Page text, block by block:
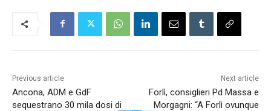
Previous article
Ancona, ADM e GdF
sequestrano 30 mila dosi di
Next article
Forlì, consiglieri Pd Massa e
Morgagni: “A Forlì ovunque